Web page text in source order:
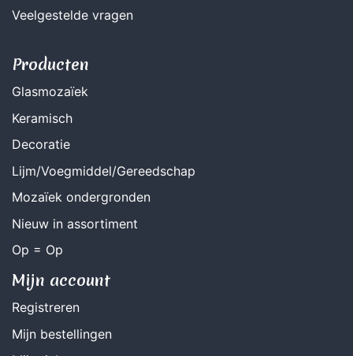
Veelgestelde vragen
Producten
Glasmozaïek
Keramisch
Decoratie
Lijm/Voegmiddel/Gereedschap
Mozaïek ondergronden
Nieuw in assortiment
Op = Op
Mijn account
Registreren
Mijn bestellingen